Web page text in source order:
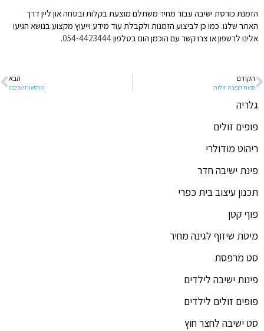
הזמנת כורסת ישיבה עבור מחיר משתלם מוצעת בקלות ובטחה און ליין דרך
האתר שלנו. כמו כן לביצוע הזמנות ולקבלת עוד מידע וייעוץ מקצוע בנושא הגיעו
אלינו לרשפון או צרו קשר עם הוכמן הום בטלפון054-4423444
.
הקודם
ספות רביצה זולות
הבא
כורסאות שכיבה
גלריה
פופים זולים
ריהוט מודולרי
פינת ישיבה חדר
תכנון עיצוב בית כפרי
פוף קטן
מיטת שיזוף לגינה מחיר
סט מרפסת
פינות ישיבה לילדים
פופים זולים לילדים
סט ישיבה לחצר חוץ